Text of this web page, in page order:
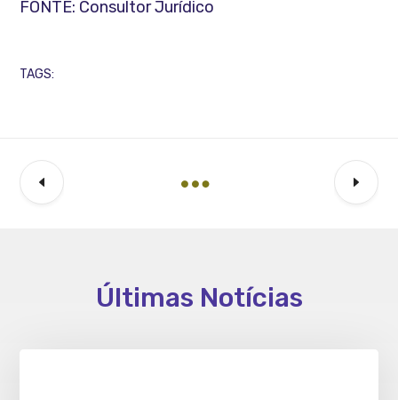
FONTE: Consultor Jurídico
TAGS:
Últimas Notícias